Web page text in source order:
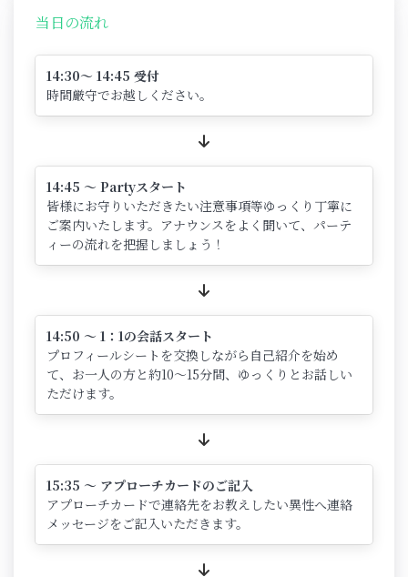
当日の流れ
14:30～ 14:45 受付
時間厳守でお越しください。
14:45 ～ Partyスタート
皆様にお守りいただきたい注意事項等ゆっくり丁寧に
ご案内いたします。アナウンスをよく聞いて、パーテ
ィーの流れを把握しましょう！
14:50 ～ 1：1の会話スタート
プロフィールシートを交換しながら自己紹介を始め
て、お一人の方と約10～15分間、ゆっくりとお話しい
ただけます。
15:35 ～ アプローチカードのご記入
アプローチカードで連絡先をお教えしたい異性へ連絡
メッセージをご記入いただきます。